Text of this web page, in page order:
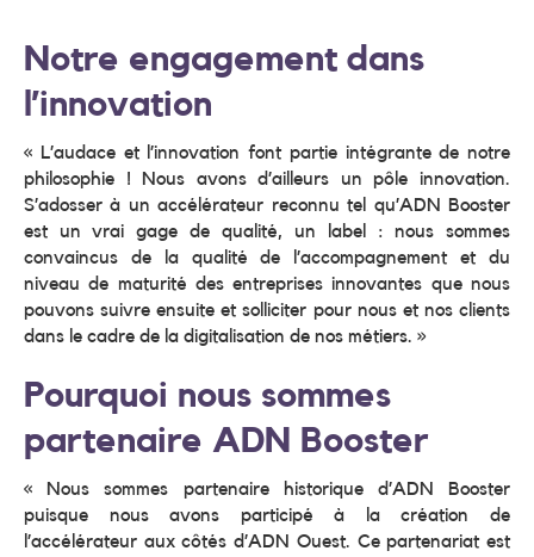
Notre engagement dans
l’innovation
« L’audace et l’innovation font partie intégrante de notre
philosophie ! Nous avons d’ailleurs un pôle innovation.
S’adosser à un accélérateur reconnu tel qu’ADN Booster
est un vrai gage de qualité, un label : nous sommes
convaincus de la qualité de l’accompagnement et du
niveau de maturité des entreprises innovantes que nous
pouvons suivre ensuite et solliciter pour nous et nos clients
dans le cadre de la digitalisation de nos métiers. »
Pourquoi nous sommes
partenaire ADN Booster
« Nous sommes partenaire historique d’ADN Booster
puisque nous avons participé à la création de
l’accélérateur aux côtés d’ADN Ouest. Ce partenariat est